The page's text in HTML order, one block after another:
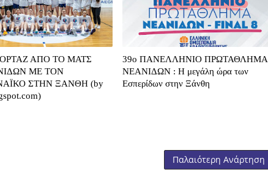
ΑΠΟ ΤΟ ΜΑΤΣ
ΜΕ ΤΟΝ
ΣΤΗΝ ΞΑΝΘΗ (by
39o ΠΑΝΕΛΛΗΝΙΟ ΠΡΩΤΑΘΛΗΜΑ
ΝΕΑΝΙΔΩΝ : Η μεγάλη ώρα των
Εσπερίδων στην Ξάνθη
Παλαιότερη Ανάρτηση